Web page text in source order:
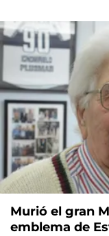
Murió el gran
emblema de